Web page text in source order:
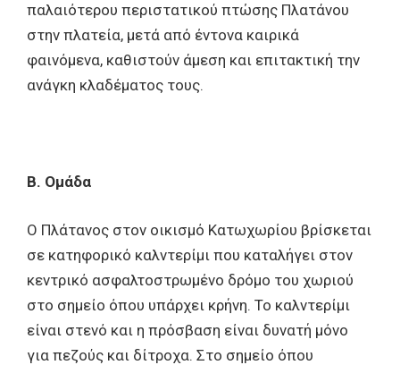
παλαιότερου περιστατικού πτώσης Πλατάνου
στην πλατεία, μετά από έντονα καιρικά
φαινόμενα, καθιστούν άμεση και επιτακτική την
ανάγκη κλαδέματος τους.
Β. Ομάδα
Ο Πλάτανος στον οικισμό Κατωχωρίου βρίσκεται
σε κατηφορικό καλντερίμι που καταλήγει στον
κεντρικό ασφαλτοστρωμένο δρόμο του χωριού
στο σημείο όπου υπάρχει κρήνη. Το καλντερίμι
είναι στενό και η πρόσβαση είναι δυνατή μόνο
για πεζούς και δίτροχα. Στο σημείο όπου